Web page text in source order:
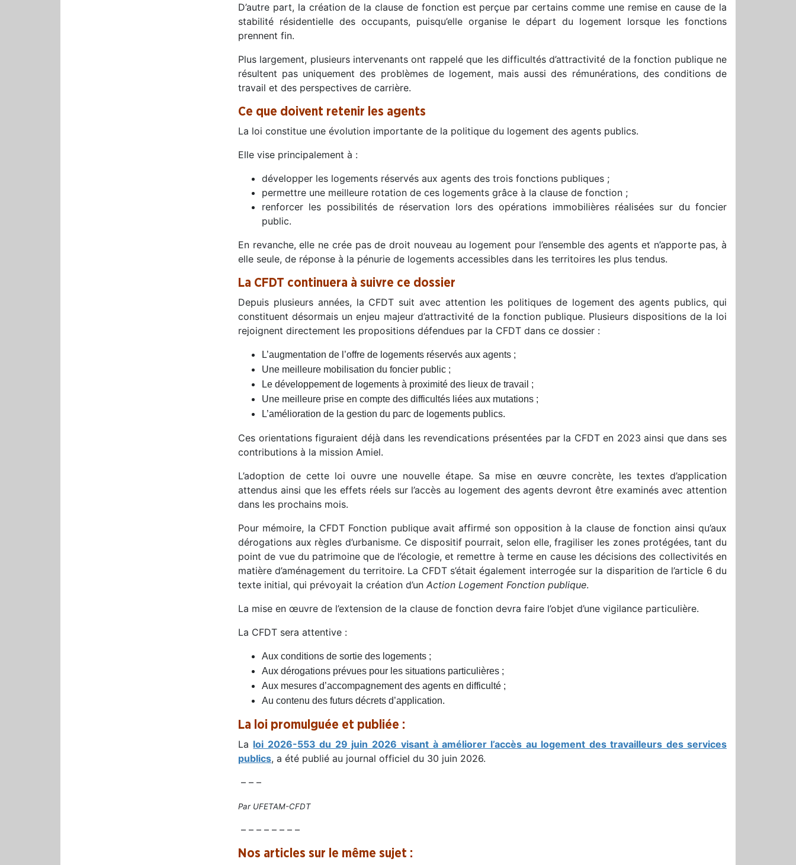
D’autre part, la création de la clause de fonction est perçue par certains comme une remise en cause de la
stabilité résidentielle des occupants, puisqu’elle organise le départ du logement lorsque les fonctions
prennent fin.
Plus largement, plusieurs intervenants ont rappelé que les difficultés d’attractivité de la fonction publique ne
résultent pas uniquement des problèmes de logement, mais aussi des rémunérations, des conditions de
travail et des perspectives de carrière.
Ce que doivent retenir les agents
La loi constitue une évolution importante de la politique du logement des agents publics.
Elle vise principalement à :
développer les logements réservés aux agents des trois fonctions publiques ;
permettre une meilleure rotation de ces logements grâce à la clause de fonction ;
renforcer les possibilités de réservation lors des opérations immobilières réalisées sur du foncier
public.
En revanche, elle ne crée pas de droit nouveau au logement pour l’ensemble des agents et n’apporte pas, à
elle seule, de réponse à la pénurie de logements accessibles dans les territoires les plus tendus.
La CFDT continuera à suivre ce dossier
Depuis plusieurs années, la CFDT suit avec attention les politiques de logement des agents publics, qui
constituent désormais un enjeu majeur d’attractivité de la fonction publique. Plusieurs dispositions de la loi
rejoignent directement les propositions défendues par la CFDT dans ce dossier :
L’augmentation de l’offre de logements réservés aux agents ;
Une meilleure mobilisation du foncier public ;
Le développement de logements à proximité des lieux de travail ;
Une meilleure prise en compte des difficultés liées aux mutations ;
L’amélioration de la gestion du parc de logements publics.
Ces orientations figuraient déjà dans les revendications présentées par la CFDT en 2023 ainsi que dans ses
contributions à la mission Amiel.
L’adoption de cette loi ouvre une nouvelle étape. Sa mise en œuvre concrète, les textes d’application
attendus ainsi que les effets réels sur l’accès au logement des agents devront être examinés avec attention
dans les prochains mois.
Pour mémoire, la CFDT Fonction publique avait affirmé son opposition à la clause de fonction ainsi qu’aux
dérogations aux règles d’urbanisme. Ce dispositif pourrait, selon elle, fragiliser les zones protégées, tant du
point de vue du patrimoine que de l’écologie, et remettre à terme en cause les décisions des collectivités en
matière d’aménagement du territoire. La CFDT s’était également interrogée sur la disparition de l’article 6 du
texte initial, qui prévoyait la création d’un Action Logement Fonction publique.
La mise en œuvre de l’extension de la clause de fonction devra faire l’objet d’une vigilance particulière.
La CFDT sera attentive :
Aux conditions de sortie des logements ;
Aux dérogations prévues pour les situations particulières ;
Aux mesures d’accompagnement des agents en difficulté ;
Au contenu des futurs décrets d’application.
La loi promulguée et publiée :
La loi 2026-553 du 29 juin 2026 visant à améliorer l’accès au logement des travailleurs des services
publics, a été publié au journal officiel du 30 juin 2026.
– – –
Par UFETAM-CFDT
– – – – – – – –
Nos articles sur le même sujet :